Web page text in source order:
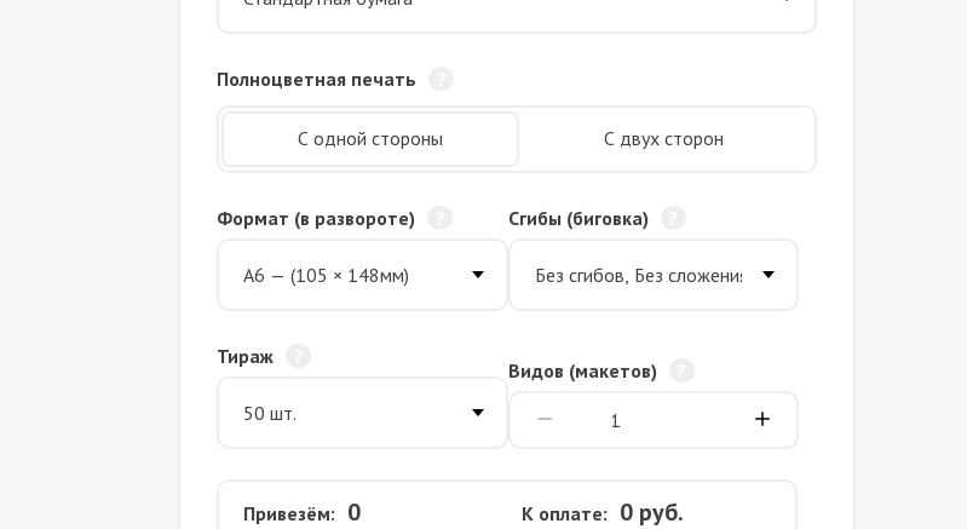
Полноцветная печать
С одной стороны С двух сторон
Формат (в развороте) Сгибы (биговка)
Тираж
Видов (макетов)
Привезём: 0 К оплате: 0 руб.